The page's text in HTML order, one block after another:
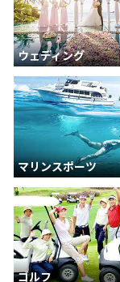
ウェディング
マリンスポーツ
ゴルフ